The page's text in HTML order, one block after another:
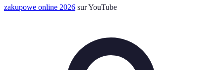
zakupowe online 2026 sur YouTube